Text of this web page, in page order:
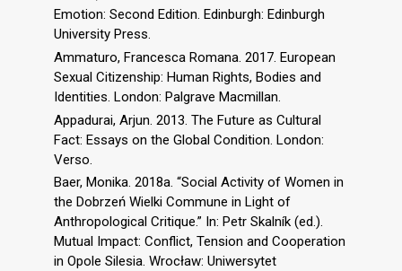
Emotion: Second Edition. Edinburgh: Edinburgh
University Press.
Ammaturo, Francesca Romana. 2017. European
Sexual Citizenship: Human Rights, Bodies and
Identities. London: Palgrave Macmillan.
Appadurai, Arjun. 2013. The Future as Cultural
Fact: Essays on the Global Condition. London:
Verso.
Baer, Monika. 2018a. “Social Activity of Women in
the Dobrzeń Wielki Commune in Light of
Anthropological Critique.” In: Petr Skalník (ed.).
Mutual Impact: Conflict, Tension and Cooperation
in Opole Silesia. Wrocław: Uniwersytet